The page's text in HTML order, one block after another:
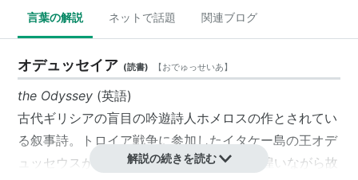
言葉の解説 ネットで話題 関連ブログ
オデュッセイア (読書) 【おでゅっせいあ】
the Odyssey (英語)
古代ギリシアの盲目の吟遊詩人ホメロスの作とされてい
る叙事詩。 トロイア戦争に参加したイタケー島の王オデ
ュッセウス が10年間にわたりエーゲ海
を彷徨いながら故
解説の続きを読む